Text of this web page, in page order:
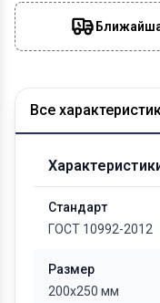
Все
Стандарт
ГОСТ 10992-2012
Размер
200x250 мм